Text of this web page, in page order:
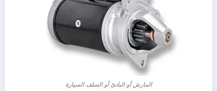
المارش أو البادئ أو السلف السيارة